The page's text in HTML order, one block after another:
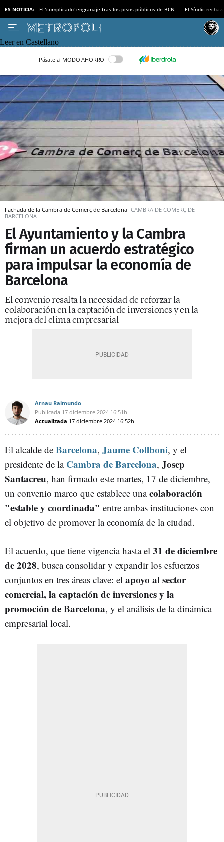
ES NOTICIA: El ‘complicado’ engranaje tras los pisos públicos de BCN El Síndic
Leer en Castellano
Pásate al MODO AHORRO
Fachada de la Cambra de Comerç de Barcelona CAMBRA DE COMERÇ DE
BARCELONA
El Ayuntamiento y la Cambra
firman un acuerdo estratégico
para impulsar la economía de
Barcelona
El convenio resalta la necesidad de reforzar la
colaboración en la captación de inversiones y en la
mejora del clima empresarial
Arnau Raimundo
Publicada 17 diciembre 2024 16:51h
Actualizada 17 diciembre 2024 16:52h
El alcalde de Barcelona, Jaume Collboni, y el
presidente de la Cambra de Barcelona, Josep
Santacreu, han firmado este martes, 17 de diciembre,
un convenio marco que establece unacolaboración
"estable y coordinada" entre ambas instituciones con
el objetivo de promover la economía de la ciudad.
El acuerdo, que tiene vigencia hasta el 31 de diciembre
de 2028, busca consolidar y expandir los esfuerzos
conjuntos en tres áreas clave: el apoyo al sector
comercial, la captación de inversiones y la
promoción de Barcelona, y el análisis de la dinámica
empresarial local.